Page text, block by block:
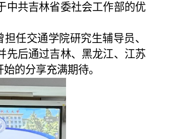
中共吉林省委社会工作部的优
任交通学院研究生辅导员、
先后通过吉林、黑龙江、江苏
的分享充满期待。